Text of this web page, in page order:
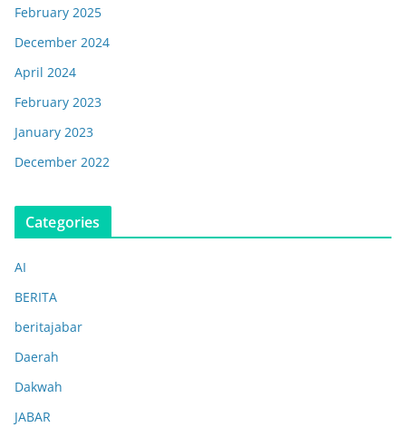
February 2025
December 2024
April 2024
February 2023
January 2023
December 2022
Categories
AI
BERITA
beritajabar
Daerah
Dakwah
JABAR